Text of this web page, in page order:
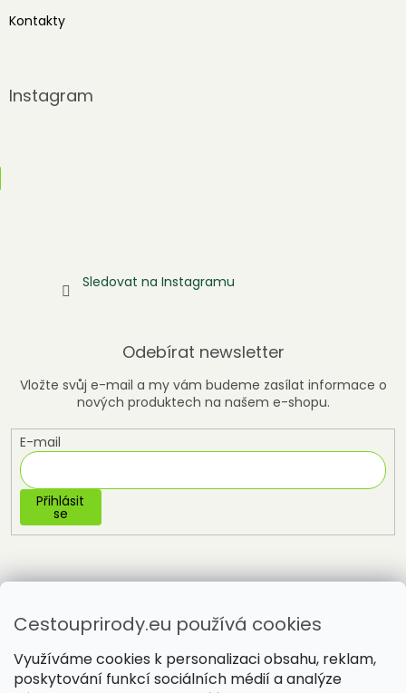
Cestouprirody.eu používá cookies
Využíváme cookies k personalizaci obsahu, reklam,
poskytování funkcí sociálních médií a analýze
Kontakty
Instagram
Sledovat na Instagramu
Odebírat newsletter
Vložte svůj e-mail a my vám budeme zasílat informace o
nových produktech na našem e-shopu.
E-mail
Přihlásit
se